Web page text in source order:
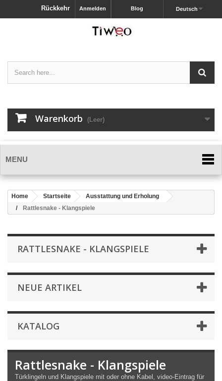
Deutsch
Blog
Anmelden
Rückkehr
Warenkorb (Leer)
MENU
Home Startseite
Ausstattung und Erholung
Rattlesnake - Klangspiele
RATTLESNAKE - KLANGSPIELE
NEUE ARTIKEL
KATALOG
Rattlesnake - Klangspiele
Türklingeln und Klangspiele mit oder ohne Kabel, video-Eintrag für